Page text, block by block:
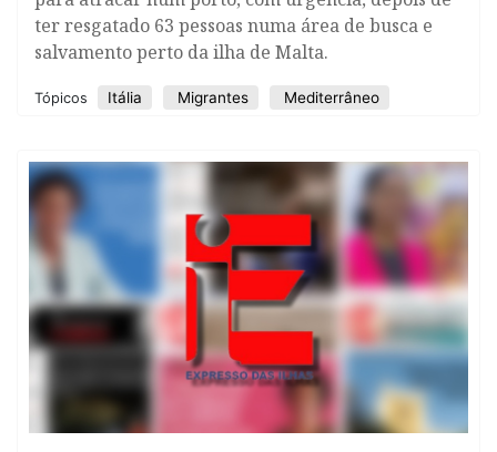
ter resgatado 63 pessoas numa área de busca e
salvamento perto da ilha de Malta.
Tópicos Itália Migrantes Mediterrâneo